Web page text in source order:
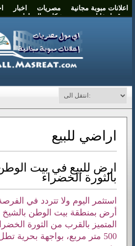
اعلانات مبوبة مجانية مصريات اخبار
موقع انتخابات مصر
شكاوي المواطنين
اراضي للبيع
ارض للبيع في بيت
بالثورة الخضراء
استثمر اليوم ولا تتردد في
أرض بمنطقة بيت الوطن بالشيخ
المتميز بالقرب من الثورة
500 متر مربع، بواجهة بحرية